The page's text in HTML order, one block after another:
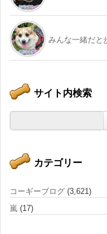
みんな一緒だと
サイト内検索
カテゴリー
コーギーブログ (3,621)
嵐 (17)